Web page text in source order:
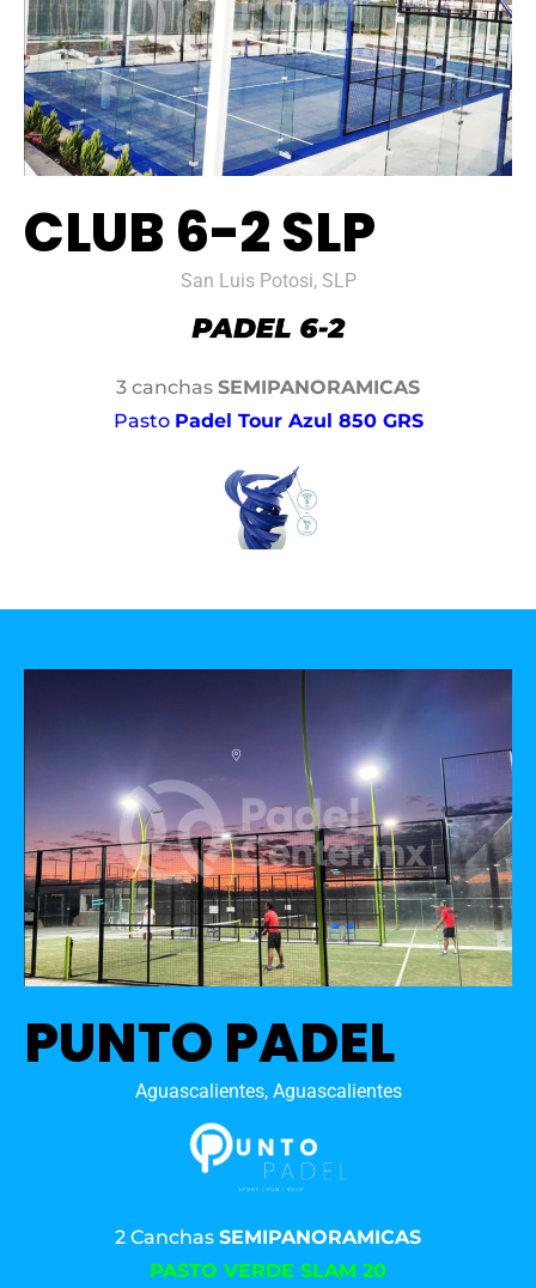
CLUB 6-2 SLP
San Luis Potosi, SLP
3 canchas SEMIPANORAMICAS
Pasto Padel Tour Azul 850 GRS
PUNTO PADEL
Aguascalientes, Aguascalientes
2 Canchas SEMIPANORAMICAS
PASTO VERDE SLAM 20